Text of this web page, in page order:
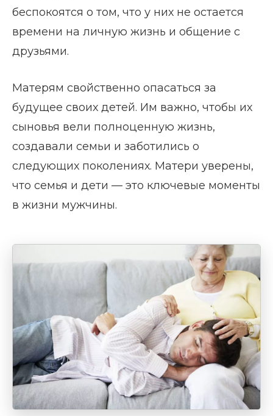
беспокоятся о том, что у них не остается
времени на личную жизнь и общение с
друзьями.
Матерям свойственно опасаться за
будущее своих детей. Им важно, чтобы их
сыновья вели полноценную жизнь,
создавали семьи и заботились о
следующих поколениях. Матери уверены,
что семья и дети — это ключевые моменты
в жизни мужчины.